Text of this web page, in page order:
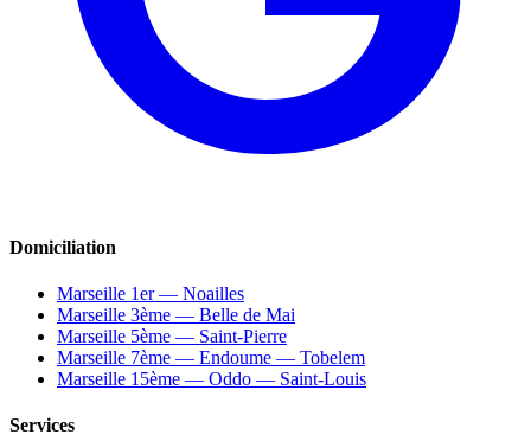
Domiciliation
Marseille 1er — Noailles
Marseille 3ème — Belle de Mai
Marseille 5ème — Saint-Pierre
Marseille 7ème — Endoume — Tobelem
Marseille 15ème — Oddo — Saint-Louis
Services